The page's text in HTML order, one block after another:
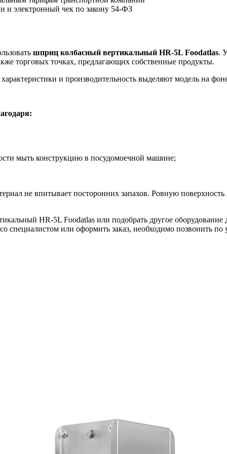
и электронный чек по закону 54-ФЗ
шприц колбасный вертикальный HR-5L Foodatlas.
торговых точках, предлагающих собственные продукты.
и производительность выделяют модель на
мыть конструкцию в посудомоечной машине;
не впитывает посторонних запахов. Ровную поверхность
HR-5L Foodatlas или подобрать другое оборудование
специалистом или оформить заказ, необходимо позвонить